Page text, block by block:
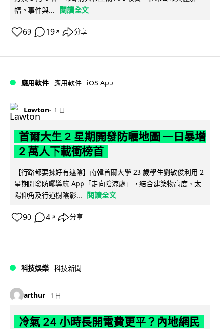
幅。事件與...
閱讀全文
69 19 ↗ 分享
應用軟件 應用軟件 iOS App
Lawton 1 日
首爾大生 2 星期開發防曬地圖 一日暴增
2 萬人下載衝榜首
【行路都要揀好有遮陰】南韓首爾大學 23 歲學生劉敏俊利用 2
星期開發防曬導航 App「走向陰涼處」，結合建築物高度、太
陽仰角及行道樹陰影...
閱讀全文
90 4 ↗ 分享
科技娛樂 科技新聞
arthur 1 日
冷氣 24 小時長開電費更平？內地網民